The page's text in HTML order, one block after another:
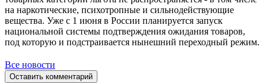
на наркотические, психотропные и сильнодействующие
вещества. Уже с 1 июня в России планируется запуск
национальной системы подтверждения ожидания товаров,
под которую и подстраивается нынешний переходный режим.
Все новости
Оставить комментарий